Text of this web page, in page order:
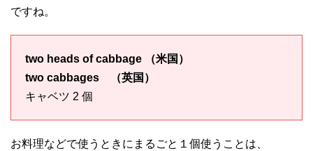
ですね。
two heads of cabbage （米国）
two cabbages （英国）
キャベツ 2 個
お料理などで使うときにまるごと１個使うことは、